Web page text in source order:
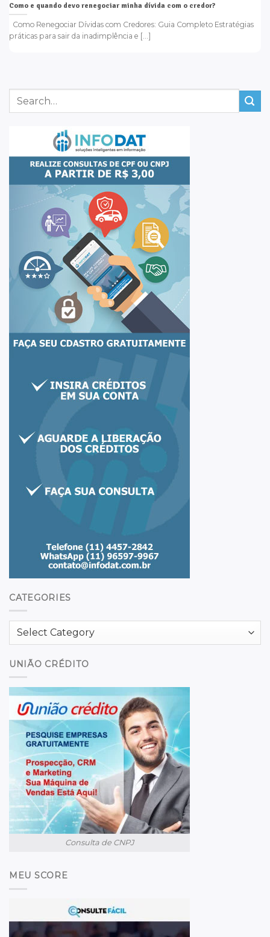
CATEGORIES
UNIÃO CRÉDITO
Consulta de CNPJ
MEU SCORE
Como e quando devo renegociar minha dívida com o credor?
Como Renegociar Dívidas com Credores: Guia Completo Estratégias
práticas para sair da inadimplência e [...]